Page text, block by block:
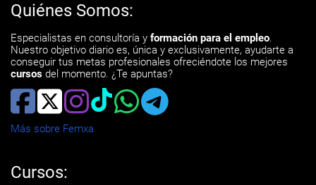
Quiénes Somos:
Especialistas en consultoría y formación para el empleo.
Nuestro objetivo diario es, única y exclusivamente, ayudarte a
conseguir tus metas profesionales ofreciéndote los mejores
cursos del momento. ¿Te apuntas?
Más sobre Femxa
Cursos: